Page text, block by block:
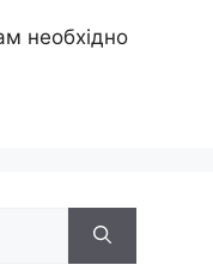
необхідно